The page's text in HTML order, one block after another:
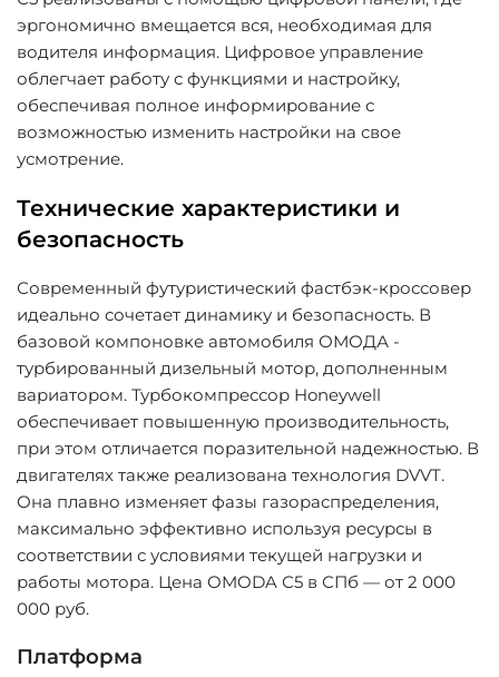
эргономично вмещается вся, необходимая для
водителя информация. Цифровое управление
облегчает работу с функциями и настройку,
обеспечивая полное информирование с
возможностью изменить настройки на свое
усмотрение.
Технические характеристики и
безопасность
Современный футуристический фастбэк-кроссовер
идеально сочетает динамику и безопасность. В
базовой компоновке автомобиля ОМОДА -
турбированный дизельный мотор, дополненным
вариатором. Турбокомпрессор Honeywell
обеспечивает повышенную производительность,
при этом отличается поразительной надежностью. В
двигателях также реализована технология DVVT.
Она плавно изменяет фазы газораспределения,
максимально эффективно используя ресурсы в
соответствии с условиями текущей нагрузки и
работы мотора. Цена OMODA С5 в СПб — от 2 000
000 руб.
Платформа